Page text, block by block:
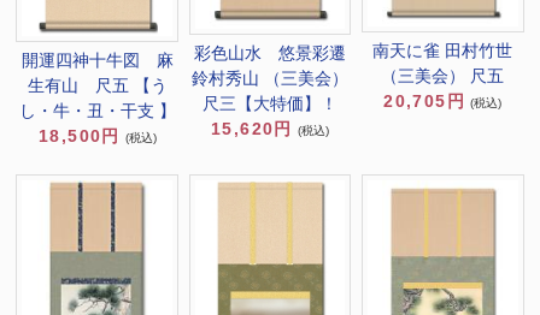
開運四神十牛図 麻
生有山 尺五 【う
し・牛・丑・干支 】
18,500円
(税込)
彩色山水 悠景彩遷
鈴村秀山 （三美会）
尺三【大特価】！
15,620円
(税込)
南天に雀 田村竹世
（三美会） 尺五
20,705円
(税込)